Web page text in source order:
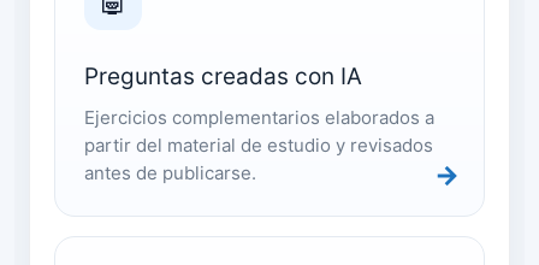
Preguntas creadas con IA
Ejercicios complementarios elaborados a
partir del material de estudio y revisados
antes de publicarse.
→